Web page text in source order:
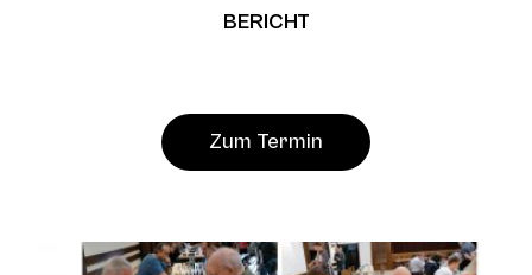
BERICHT
Zum Termin